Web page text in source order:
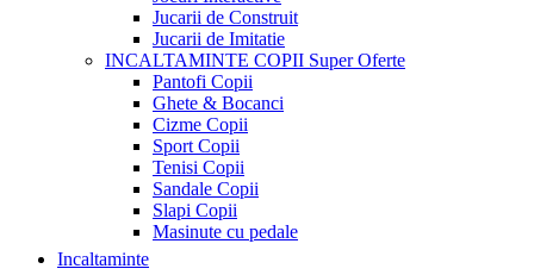
Jucarii de Construit
Jucarii de Imitatie
INCALTAMINTE COPII Super Oferte
Pantofi Copii
Ghete & Bocanci
Cizme Copii
Sport Copii
Tenisi Copii
Sandale Copii
Slapi Copii
Masinute cu pedale
Incaltaminte